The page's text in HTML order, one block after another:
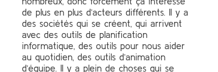
de plus en plus d’acteurs différents. Il y a
des sociétés qui se créent, qui arrivent
avec des outils de planification
informatique, des outils pour nous aider
au quotidien, des outils d’animation
d’équipe. Il y a plein de choses qui se